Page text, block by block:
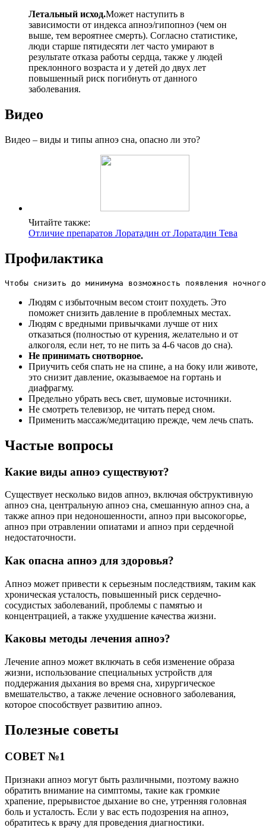
Летальный исход.Может наступить в
зависимости от индекса апноэ/гипопноэ (чем он
выше, тем вероятнее смерть). Согласно статистике,
люди старше пятидесяти лет часто умирают в
результате отказа работы сердца, также у людей
преклонного возраста и у детей до двух лет
повышенный риск погибнуть от данного
заболевания.
Видео
Видео – виды и типы апноэ сна, опасно ли это?
Читайте также:
Отличие препаратов Лоратадин от Лоратадин Тева
Профилактика
Чтобы снизить до минимума возможность появления
Людям с избыточным весом стоит похудеть. Это
поможет снизить давление в проблемных местах.
Людям с вредными привычками лучше от них
отказаться (полностью от курения, желательно и от
алкоголя, если нет, то не пить за 4-6 часов до сна).
Не принимать снотворное.
Приучить себя спать не на спине, а на боку или животе,
это снизит давление, оказываемое на гортань и
диафрагму.
Предельно убрать весь свет, шумовые источники.
Не смотреть телевизор, не читать перед сном.
Применить массаж/медитацию прежде, чем лечь спать.
Частые вопросы
Какие виды апноэ существуют?
Существует несколько видов апноэ, включая обструктивную
апноэ сна, центральную апноэ сна, смешанную апноэ сна, а
также апноэ при недоношенности, апноэ при высокогорье,
апноэ при отравлении опиатами и апноэ при сердечной
недостаточности.
Как опасна апноэ для здоровья?
Апноэ может привести к серьезным последствиям, таким как
хроническая усталость, повышенный риск сердечно-
сосудистых заболеваний, проблемы с памятью и
концентрацией, а также ухудшение качества жизни.
Каковы методы лечения апноэ?
Лечение апноэ может включать в себя изменение образа
жизни, использование специальных устройств для
поддержания дыхания во время сна, хирургическое
вмешательство, а также лечение основного заболевания,
которое способствует развитию апноэ.
Полезные советы
СОВЕТ №1
Признаки апноэ могут быть различными, поэтому важно
обратить внимание на симптомы, такие как громкие
храпение, прерывистое дыхание во сне, утренняя головная
боль и усталость. Если у вас есть подозрения на апноэ,
обратитесь к врачу для проведения диагностики.